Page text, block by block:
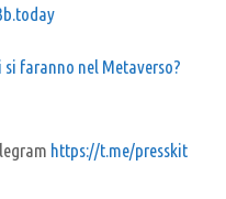
si faranno nel Metaverso?
https://t.me/presskit